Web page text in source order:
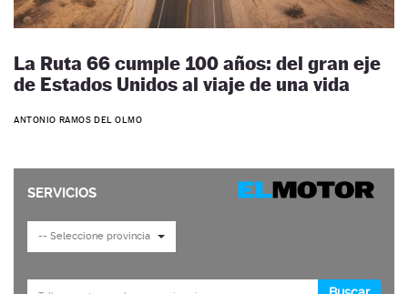
La Ruta 66 cumple 100 años: del gran eje
de Estados Unidos al viaje de una vida
ANTONIO RAMOS DEL OLMO